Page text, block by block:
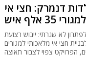
דנמרק: חצי אי
35 אלף איש
לא שגרתי: ייבוש רצועת
חצי אי מלאכותי למגורים
הפרויקט צפוי לצבור תאוצה